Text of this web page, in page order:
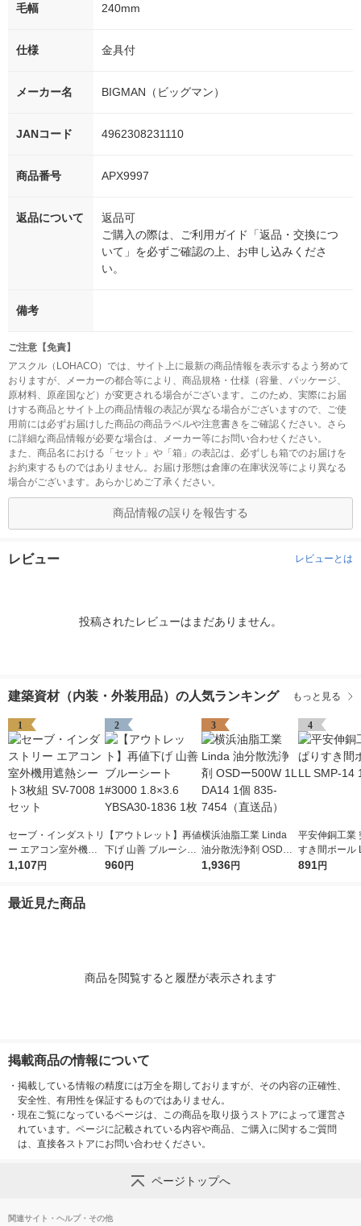
毛幅 240mm
仕様 金具付
メーカー名 BIGMAN（ビッグマン）
JANコード 4962308231110
商品番号 APX9997
返品について
返品可
ご購入の際は、ご利用ガイド「返品・交換につ
いて」を必ずご確認の上、お申し込みくださ
い。
備考
ご注意【免責】
アスクル（LOHACO）では、サイト上に最新の商品情報を表示するよう努めて
おりますが、メーカーの都合等により、商品規格・仕様（容量、パッケージ、
原材料、原産国など）が変更される場合がございます。このため、実際にお届
けする商品とサイト上の商品情報の表記が異なる場合がございますので、ご使
用前には必ずお届けした商品の商品ラベルや注意書きをご確認ください。さら
に詳細な商品情報が必要な場合は、メーカー等にお問い合わせください。
また、商品名における「セット」や「箱」の表記は、必ずしも箱でのお届けを
お約束するものではありません。お届け形態は倉庫の在庫状況等により異なる
場合がございます。あらかじめご了承ください。
商品情報の誤りを報告する
レビュー レビューとは
投稿されたレビューはまだありません。
建築資材（内装・外装用品）の人気ランキング もっと見る
1
セーブ・インダストリ
ー エアコン室外機用
遮熱シート3枚組 SV-7
1,107円
2
【アウトレット】再値
下げ 山善 ブルーシー
ト #3000 1.8×3.6 YB
960円
3
横浜油脂工業 Linda
油分散洗浄剤 OSDー5
00W 1L DA14 1個 83
1,936円
4
平安伸銅工業
すき間ポール
-14 1個
891円
最近見た商品
商品を閲覧すると履歴が表示されます
掲載商品の情報について
・ 掲載している情報の精度には万全を期しておりますが、その内容の正確性、
安全性、有用性を保証するものではありません。
・ 現在ご覧になっているページは、この商品を取り扱うストアによって運営さ
れています。ページに記載されている内容や商品、ご購入に関するご質問
は、直接各ストアにお問い合わせください。
ページトップへ
関連サイト・ヘルプ・その他